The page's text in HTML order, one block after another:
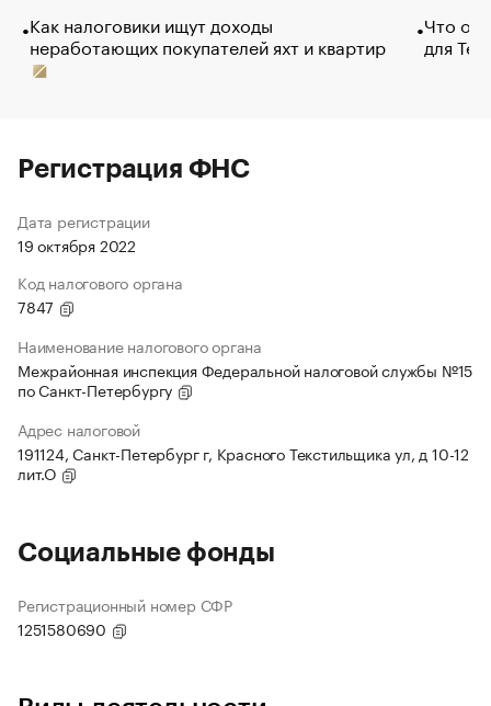
Как налоговики ищут доходы
неработающих покупателей яхт и квартир
Что
для
Регистрация ФНС
Дата регистрации
19 октября 2022
Код налогового органа
7847
Наименование налогового органа
Межрайонная инспекция Федеральной налоговой службы №15
по Санкт-Петербургу
Адрес налоговой
191124, Санкт-Петербург г, Красного Текстильщика ул, д 10-12
лит.О
Социальные фонды
Регистрационный номер СФР
1251580690